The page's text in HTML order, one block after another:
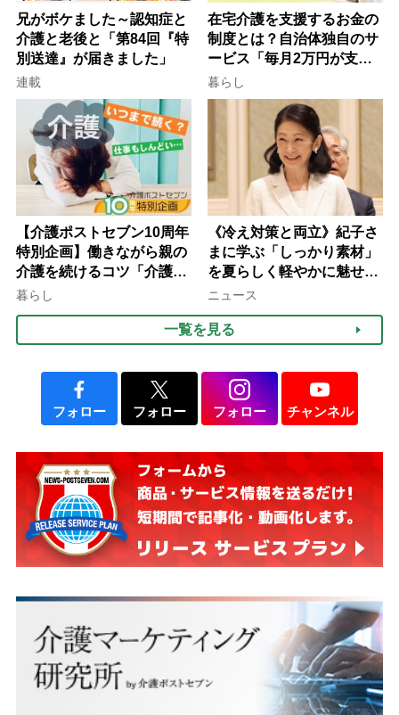
兄がボケました～認知症と
介護と老後と「第84回『特
別送達』が届きました」
連載
在宅介護を支援するお金の
制度とは？自治体独自のサ
ービス「毎月2万円が支給
される」ケースも【FP解
説】
暮らし
【介護ポストセブン10周年
特別企画】働きながら親の
介護を続けるコツ「介護は
10年以上続くことも…3つ
みよう」【社会福祉士解
説】
暮らし
《冷え対策と両立》紀子さ
まに学ぶ「しっかり素材」
を夏らしく軽やかに魅せる
3つの着こなし法則
ニュース
一覧を見る
フォロー フォロー フォロー チャンネル